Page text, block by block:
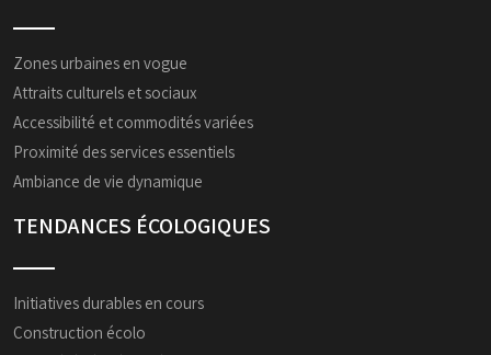
Zones urbaines en vogue
Attraits culturels et sociaux
Accessibilité et commodités variées
Proximité des services essentiels
Ambiance de vie dynamique
TENDANCES ÉCOLOGIQUES
Initiatives durables en cours
Construction écolo